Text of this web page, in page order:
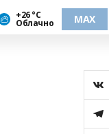
+26 °С
Облачно МАХ